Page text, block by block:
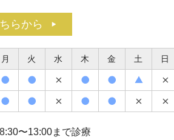
らから
月 火 水 木 金 土 日
〜13:00まで診療